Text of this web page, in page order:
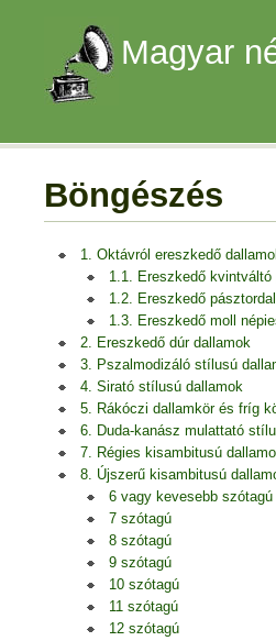
Magyar
Böngészés
1. Oktávról ereszkedő
1.1. Ereszkedő kvintváltó
1.2. Ereszkedő
1.3. Ereszkedő moll
2. Ereszkedő dúr dallamok
3. Pszalmodizáló stílusú
4. Sirató stílusú dallamok
5. Rákóczi dallamkör és fríg
6. Duda-kanász mulattató
7. Régies kisambitusú
8. Újszerű kisambitusú
6 vagy kevesebb szótagú
7 szótagú
8 szótagú
9 szótagú
10 szótagú
11 szótagú
12 szótagú